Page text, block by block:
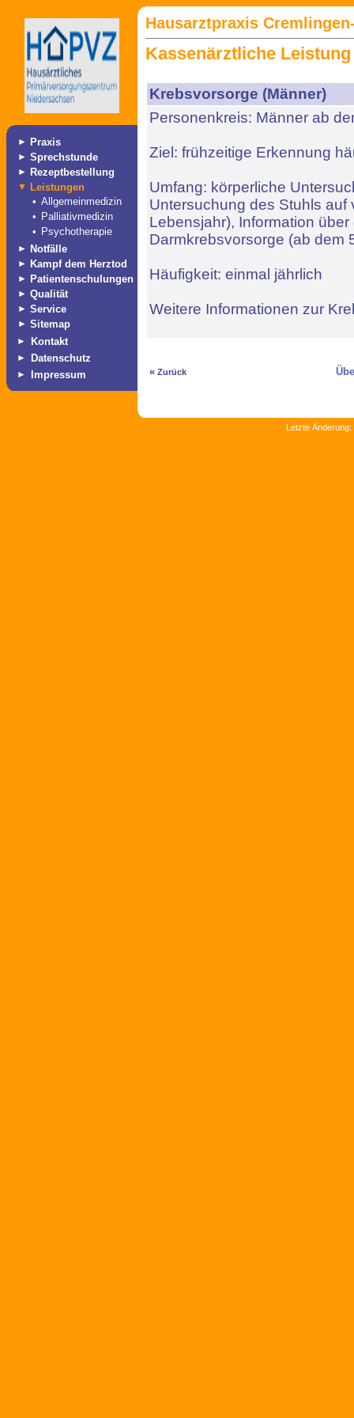
► Praxis
► Sprechstunde
► Rezeptbestellung
▼ Leistungen
• Allgemeinmedizin
• Palliativmedizin
• Psychotherapie
► Notfälle
► Kampf dem Herztod
► Patientenschulungen
► Qualität
► Service
► Sitemap
► Kontakt
► Datenschutz
► Impressum
Hausarztpraxis
Kassenärztliche Leistung
Krebsvorsorge (Männer)
Personenkreis: Männer ab
Ziel: frühzeitige Erkennung
Umfang: körperliche
Untersuchung des Stuhls auf
Lebensjahr), Information über
Darmkrebsvorsorge (ab dem
Häufigkeit: einmal jährlich
Weitere Informationen zur
« Zurück
Letzte